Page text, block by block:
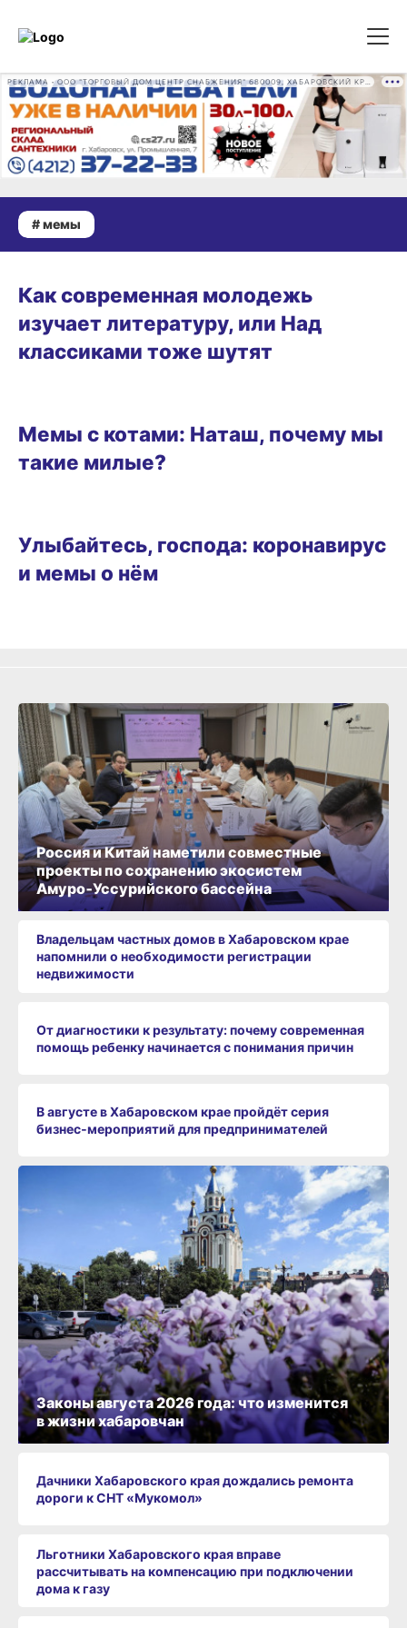
# мемы
Как современная молодежь
изучает литературу, или Над
классиками тоже шутят
Мемы с котами: Наташ, почему мы
такие милые?
Улыбайтесь, господа: коронавирус
и мемы о нём
Россия и Китай наметили совместные
проекты по сохранению экосистем
Амуро‑Уссурийского бассейна
Владельцам частных домов в Хабаровском крае
напомнили о необходимости регистрации
недвижимости
От диагностики к результату: почему современная
помощь ребенку начинается с понимания причин
В августе в Хабаровском крае пройдёт серия
бизнес‑мероприятий для предпринимателей
Дачники Хабаровского края дождались ремонта
дороги к СНТ «Мукомол»
Льготники Хабаровского края вправе
рассчитывать на компенсацию при подключении
дома к газу
Законы августа 2026 года: что изменится
в жизни хабаровчан